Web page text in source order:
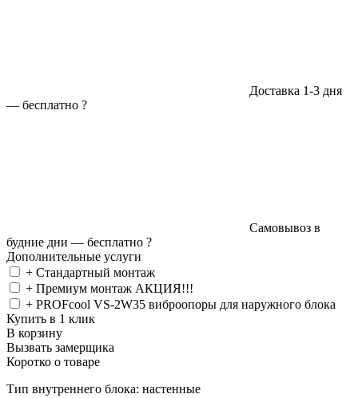
Доставка 1-3 дня
— бесплатно ?
Самовывоз в
будние дни — бесплатно ?
Дополнительные услуги
+ Стандартный монтаж
+ Премиум монтаж АКЦИЯ!!!
+ PROFcool VS-2W35 виброопоры для наружного блока
Купить в 1 клик
В корзину
Вызвать замерщика
Коротко о товаре
Тип внутреннего блока: настенные